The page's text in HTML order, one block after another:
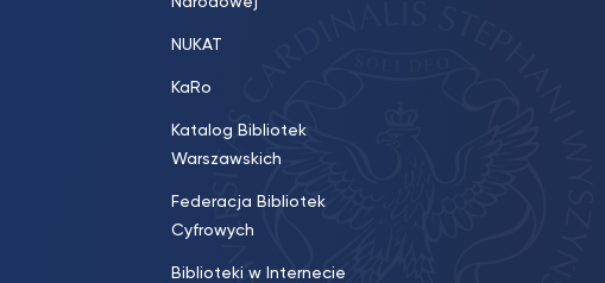
NUKAT
KaRo
Katalog Bibliotek
Warszawskich
Federacja Bibliotek
Cyfrowych
Biblioteki w Internecie